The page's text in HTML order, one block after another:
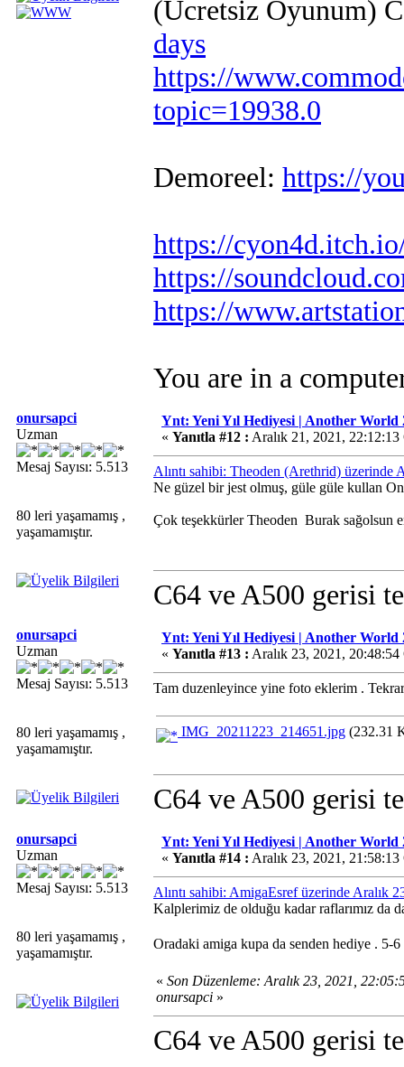
(Ücretsiz Oyunum)
days
https://
topic=19938.0
Demoreel: https://
https://
https://
https://
You are in a
onursapci
Uzman
Mesaj Sayısı: 5.513
80 leri yaşamamış ,
yaşamamıştır.
Ynt: Yeni Yıl Hediyesi | Another World
« Yanıtla #12 : Aralık 21, 2021, 22:12:13
Alıntı sahibi: Theoden (Arethrid) üzerinde
Ne güzel bir jest olmuş, güle güle kullan
Çok teşekkürler Theoden Burak sağolsun
C64 ve A500 gerisi
onursapci
Uzman
Mesaj Sayısı: 5.513
80 leri yaşamamış ,
yaşamamıştır.
Ynt: Yeni Yıl Hediyesi | Another World
« Yanıtla #13 : Aralık 23, 2021, 20:48:54
Tam duzenleyince yine foto eklerim .
IMG_20211223_214651.jpg (232.31
C64 ve A500 gerisi
onursapci
Uzman
Mesaj Sayısı: 5.513
80 leri yaşamamış ,
yaşamamıştır.
Ynt: Yeni Yıl Hediyesi | Another World
« Yanıtla #14 : Aralık 23, 2021, 21:58:13
Alıntı sahibi: AmigaEsref üzerinde Aralık
Kalplerimiz de olduğu kadar raflarımız da
Oradaki amiga kupa da senden hediye . 5-
« Son Düzenleme: Aralık 23, 2021,
onursapci »
C64 ve A500 gerisi